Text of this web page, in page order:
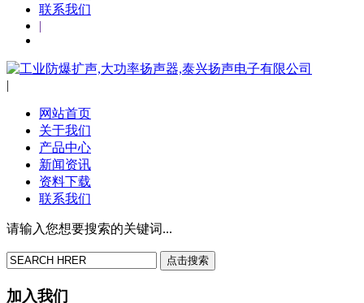
联系我们
|
|
网站首页
关于我们
产品中心
新闻资讯
资料下载
联系我们
请输入您想要搜索的关键词...
点击搜索
加入我们